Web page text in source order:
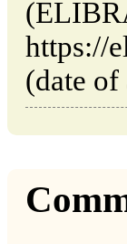
https://
(date of